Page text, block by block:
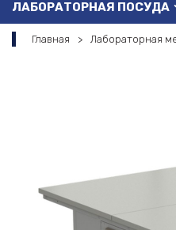
ЛАБОРАТОРНАЯ ПОСУДА
Главная Лабораторная